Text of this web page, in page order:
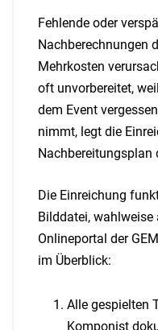
Fehlende oder
Nachberechnungen
Mehrkosten
oft unvorbereitet,
dem Event
nimmt, legt die
Nachbereitungsplan
Die Einreichung
Bilddatei,
Onlineportal der
im Überblick:
Alle gespielten
Komponist